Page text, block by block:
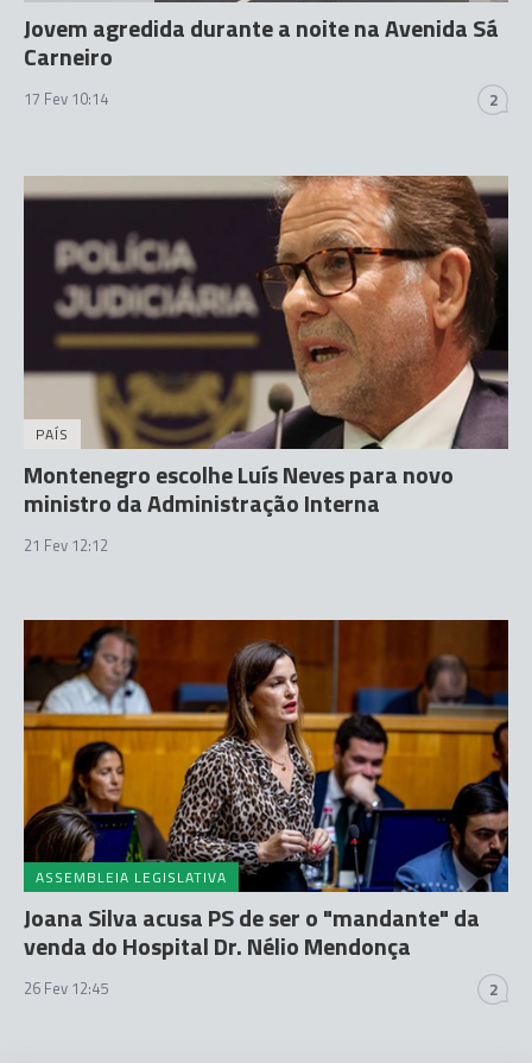
Jovem agredida durante a noite na Avenida Sá
Carneiro
17 Fev 10:14 2
PAÍS
Montenegro escolhe Luís Neves para novo
ministro da Administração Interna
21 Fev 12:12
ASSEMBLEIA LEGISLATIVA
Joana Silva acusa PS de ser o "mandante" da
venda do Hospital Dr. Nélio Mendonça
26 Fev 12:45 2